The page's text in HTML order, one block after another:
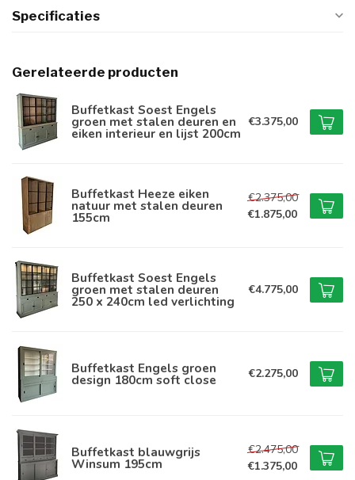
Specificaties
Gerelateerde producten
Buffetkast Soest Engels
groen met stalen deuren en
eiken interieur en lijst 200cm
€3.375,00
Buffetkast Heeze eiken
natuur met stalen deuren
155cm
€2.375,00
€1.875,00
Buffetkast Soest Engels
groen met stalen deuren
250 x 240cm led verlichting
€4.775,00
Buffetkast Engels groen
design 180cm soft close €2.275,00
Buffetkast blauwgrijs
Winsum 195cm
€2.475,00
€1.375,00